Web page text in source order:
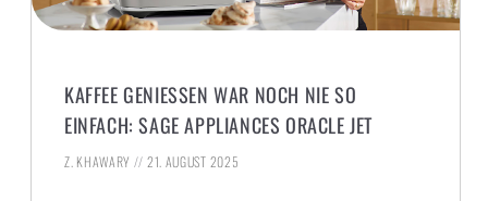
KAFFEE GENIESSEN WAR NOCH NIE SO E
INFACH: SAGE APPLIANCES ORACLE JET
Z. KHAWARY 21. AUGUST 2025